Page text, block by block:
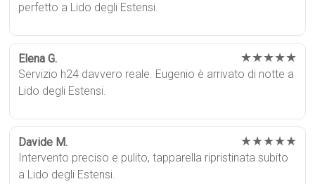
perfetto a Lido degli Estensi.
Elena G. ★★★★★
Servizio h24 davvero reale. Eugenio è arrivato di notte a
Lido degli Estensi.
Davide M. ★★★★★
Intervento preciso e pulito, tapparella ripristinata subito
a Lido degli Estensi.